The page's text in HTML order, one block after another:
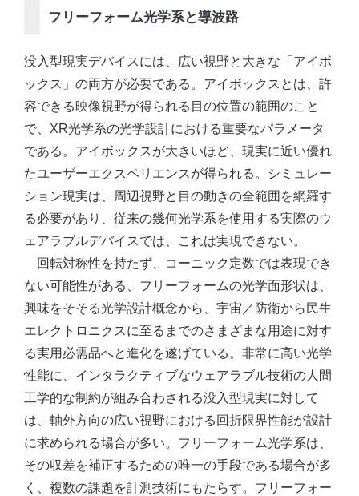
フリーフォーム光学系と導波路
没入型現実デバイスには、広い視野と大きな「アイボ
ックス」の両方が必要である。アイボックスとは、許
容できる映像視野が得られる目の位置の範囲のこと
で、XR光学系の光学設計における重要なパラメータ
である。アイボックスが大きいほど、現実に近い優れ
たユーザーエクスペリエンスが得られる。シミュレー
ション現実は、周辺視野と目の動きの全範囲を網羅す
る必要があり、従来の幾何光学系を使用する実際のウ
ェアラブルデバイスでは、これは実現できない。
回転対称性を持たず、コーニック定数では表現でき
ない可能性がある、フリーフォームの光学面形状は、
興味をそそる光学設計概念から、宇宙／防衛から民生
エレクトロニクスに至るまでのさまざまな用途に対す
る実用必需品へと進化を遂げている。非常に高い光学
性能に、インタラクティブなウェアラブル技術の人間
工学的な制約が組み合わされる没入型現実に対して
は、軸外方向の広い視野における回折限界性能が設計
に求められる場合が多い。フリーフォーム光学系は、
その収差を補正するための唯一の手段である場合が多
く、複数の課題を計測技術にもたらす。フリーフォー